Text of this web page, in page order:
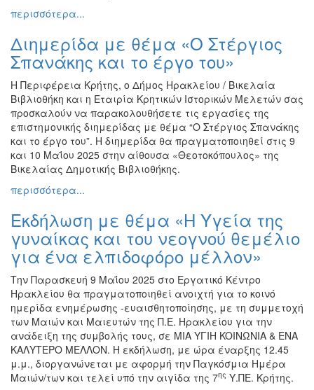
περισσότερα...
Διημερίδα με θέμα «Ο Στέργιος
Σπανάκης και το έργο του»
Η Περιφέρεια Κρήτης, ο Δήμος Ηρακλείου / Βικελαία
Βιβλιοθήκη και η Εταιρία Κρητικών Ιστορικών Μελετών σας
προσκαλούν να παρακολουθήσετε τις εργασίες της
επιστημονικής διημερίδας με θέμα “Ο Στέργιος Σπανάκης
και το έργο του”. Η διημερίδα θα πραγματοποιηθεί στις 9
και 10 Μαΐου 2025 στην αίθουσα «Θεοτοκόπουλος» της
Βικελαίας Δημοτικής Βιβλιοθήκης.
περισσότερα...
Εκδήλωση με θέμα «Η Υγεία της
γυναίκας και του νεογνού θεμέλιο
για ένα ελπιδοφόρο μέλλον»
Την Παρασκευή 9 Μαΐου 2025 στο Εργατικό Κέντρο
Ηρακλείου θα πραγματοποιηθεί ανοιχτή για το κοινό
ημερίδα ενημέρωσης -ευαισθητοποίησης, με τη συμμετοχή
των Μαιών και Μαιευτών της Π.Ε. Ηρακλείου για την
ανάδειξη της συμβολής τους, σε MIA YΓIH KOINΩNIA & ENA
KAΛYTEPO MEΛΛON. Η εκδήλωση, με ώρα έναρξης 12.45
μ.μ., διοργανώνεται με αφορμή την Παγκόσμια Ημέρα
Μαιών/των και τελεί υπό την αιγίδα της 7ης Υ.ΠΕ. Κρήτης.